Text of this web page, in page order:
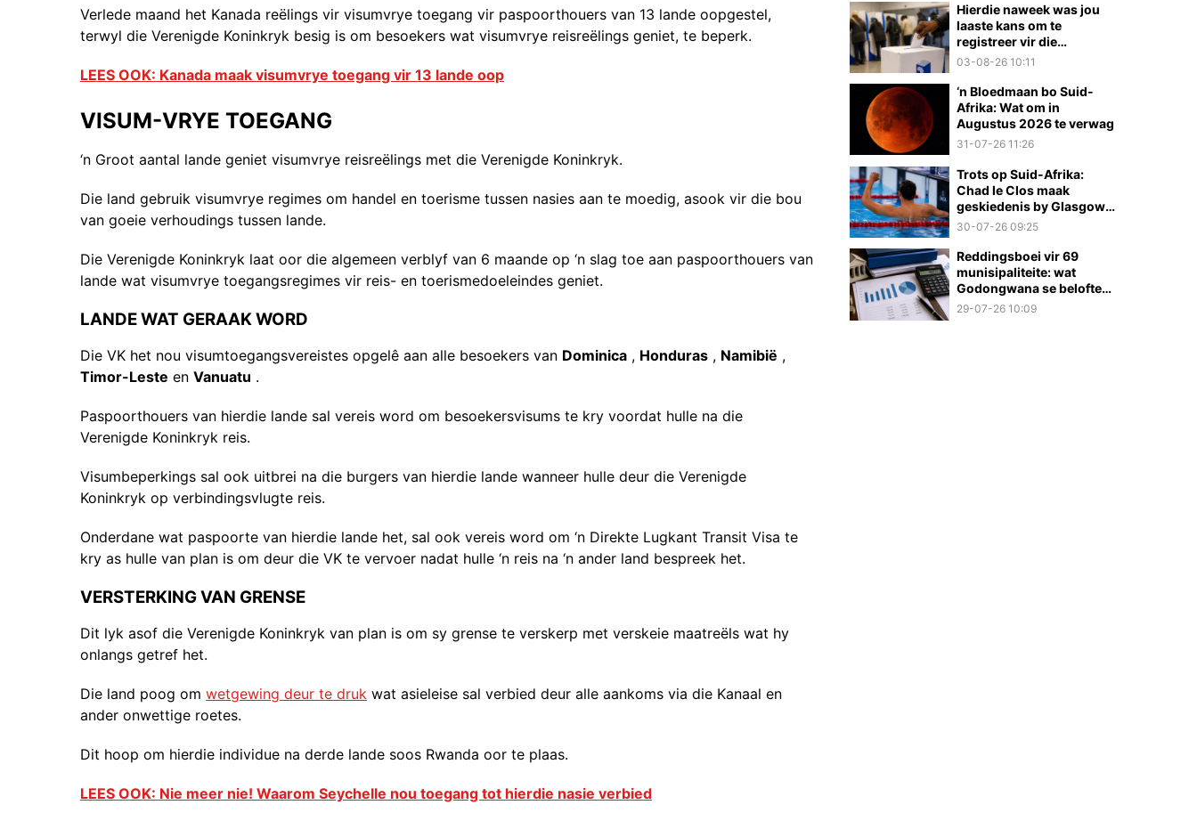
Verlede maand het Kanada reëlings vir visumvrye toegang vir paspoorthouers van 13 lande oopgestel,
terwyl die Verenigde Koninkryk besig is om besoekers wat visumvrye reisreëlings geniet, te beperk.
LEES OOK: Kanada maak visumvrye toegang vir 13 lande oop
VISUM-VRYE TOEGANG
‘n Groot aantal lande geniet visumvrye reisreëlings met die Verenigde Koninkryk.
Die land gebruik visumvrye regimes om handel en toerisme tussen nasies aan te moedig, asook vir die bou
van goeie verhoudings tussen lande.
Die Verenigde Koninkryk laat oor die algemeen verblyf van 6 maande op ‘n slag toe aan paspoorthouers van
lande wat visumvrye toegangsregimes vir reis- en toerismedoeleindes geniet.
LANDE WAT GERAAK WORD
Die VK het nou visumtoegangsvereistes opgelê aan alle besoekers van Dominica , Honduras , Namibië ,
Timor-Leste en Vanuatu .
Paspoorthouers van hierdie lande sal vereis word om besoekersvisums te kry voordat hulle na die
Verenigde Koninkryk reis.
Visumbeperkings sal ook uitbrei na die burgers van hierdie lande wanneer hulle deur die Verenigde
Koninkryk op verbindingsvlugte reis.
Onderdane wat paspoorte van hierdie lande het, sal ook vereis word om ‘n Direkte Lugkant Transit Visa te
kry as hulle van plan is om deur die VK te vervoer nadat hulle ‘n reis na ‘n ander land bespreek het.
VERSTERKING VAN GRENSE
Dit lyk asof die Verenigde Koninkryk van plan is om sy grense te verskerp met verskeie maatreëls wat hy
onlangs getref het.
Die land poog om wetgewing deur te druk wat asieleise sal verbied deur alle aankoms via die Kanaal en
ander onwettige roetes.
Dit hoop om hierdie individue na derde lande soos Rwanda oor te plaas.
LEES OOK: Nie meer nie! Waarom Seychelle nou toegang tot hierdie nasie verbied
Hierdie naweek was jou
laaste kans om te
registreer vir die
munisipale verkiesings
03-08-26 10:11
‘n Bloedmaan bo Suid-
Afrika: Wat om in
Augustus 2026 te verwag
31-07-26 11:26
Trots op Suid-Afrika:
Chad le Clos maak
geskiedenis by Glasgow
2026
30-07-26 09:25
Reddingsboei vir 69
munisipaliteite: wat
Godongwana se belofte
werklik beteken
29-07-26 10:09